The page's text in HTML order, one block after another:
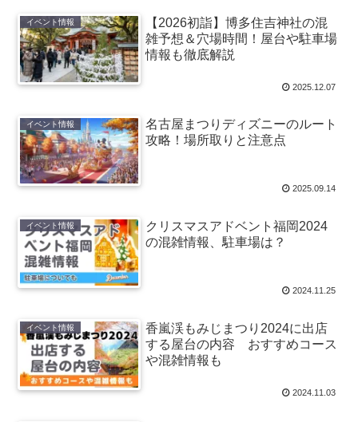
イベント情報
【2026初詣】博多住吉神社の混
雑予想＆穴場時間！屋台や駐車場
情報も徹底解説
2025.12.07
イベント情報
名古屋まつりディズニーのルート
攻略！場所取りと注意点
2025.09.14
イベント情報
クリスマスアドベント福岡2024
の混雑情報、駐車場は？
2024.11.25
イベント情報
香嵐渓もみじまつり2024に出店
する屋台の内容 おすすめコース
や混雑情報も
2024.11.03